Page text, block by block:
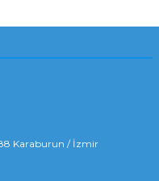
Karaburun / İzmir